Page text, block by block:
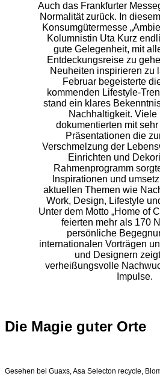
Auch das Frankfurter
Normalität zurück. In
Konsumgütermesse
Kolumnistin Uta Kurz
gute Gelegenheit, mit
Entdeckungsreise zu
Neuheiten inspirieren zu
Februar begeisterte
kommenden Lifestyle-
stand ein klares
Nachhaltigkeit. Viele
dokumentierten mit
Präsentationen die
Verschmelzung der
Einrichten und
Rahmenprogramm
Inspirationen und
aktuellen Themen wie
Work, Design, Lifestyle
Unter dem Motto „Home of
feierten mehr als 170
persönliche
internationalen Vorträgen
und Designern
verheißungsvolle
Impulse.
Die Magie guter Orte
Gesehen bei Guaxs, Asa Selecton recycle,